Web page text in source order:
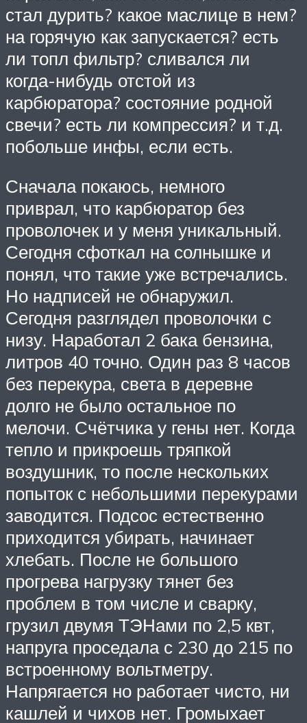
стал дурить? какое маслице в нем?
на горячую как запускается? есть
ли топл фильтр? сливался ли
когда-нибудь отстой из
карбюратора? состояние родной
свечи? есть ли компрессия? и т.д.
побольше инфы, если есть.
Сначала покаюсь, немного
приврал, что карбюратор без
проволочек и у меня уникальный.
Сегодня сфоткал на солнышке и
понял, что такие уже встречались.
Но надписей не обнаружил.
Сегодня разглядел проволочки с
низу. Наработал 2 бака бензина,
литров 40 точно. Один раз 8 часов
без перекура, света в деревне
долго не было остальное по
мелочи. Счётчика у гены нет. Когда
тепло и прикроешь тряпкой
воздушник, то после нескольких
попыток с небольшими перекурами
заводится. Подсос естественно
приходится убирать, начинает
хлебать. После не большого
прогрева нагрузку тянет без
проблем в том числе и сварку,
грузил двумя ТЭНами по 2,5 квт,
напруга проседала с 230 до 215 по
встроенному вольтметру.
Напрягается но работает чисто, ни
кашлей и чихов нет. Громыхает